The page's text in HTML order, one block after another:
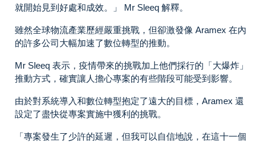
就開始見到好處和成效。」 Mr Sleeq 解釋。
雖然全球物流產業歷經嚴重挑戰，但卻激發像 Aramex 在內
的許多公司大幅加速了數位轉型的推動。
Mr Sleeq 表示，疫情帶來的挑戰加上他們採行的「大爆炸」
推動方式，確實讓人擔心專案的有些階段可能受到影響。
由於對系統導入和數位轉型抱定了遠大的目標，Aramex 還
設定了盡快從專案實施中獲利的挑戰。
「專案發生了少許的延遲，但我可以自信地說，在這十一個